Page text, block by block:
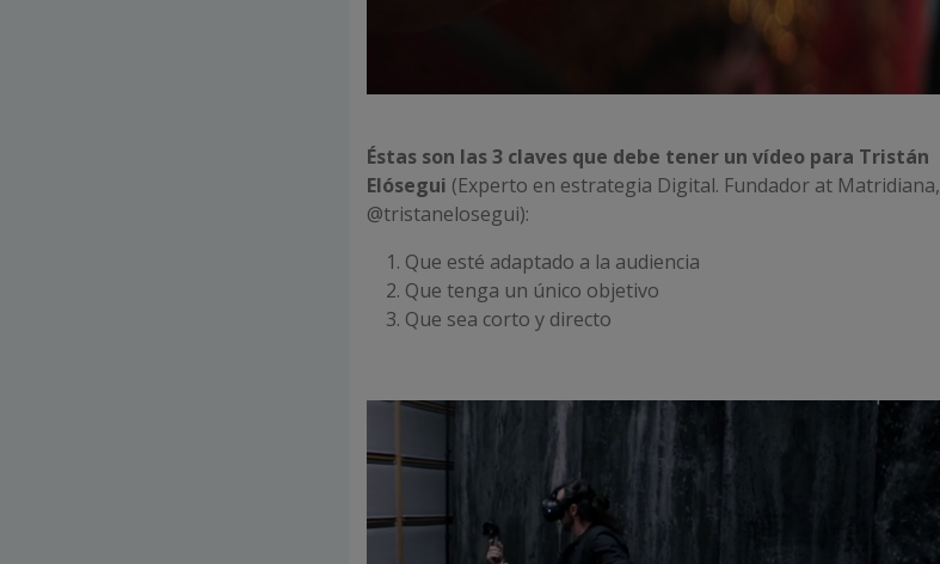
Éstas son las 3 claves que debe tener un vídeo para Tristán
Elósegui (Experto en estrategia Digital. Fundador at Matridiana,
@tristanelosegui):
Que esté adaptado a la audiencia
Que tenga un único objetivo
Que sea corto y directo